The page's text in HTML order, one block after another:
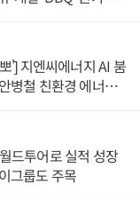
'] 지엔씨에너지 AI 붐
병철 친환경 에너지
드투어로 실적 성장
그룹도 주목